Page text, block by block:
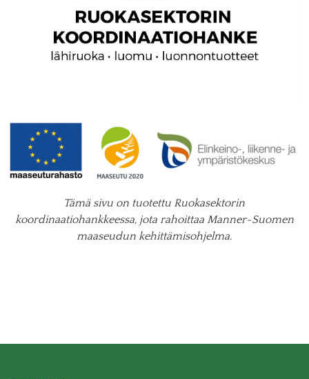
Tämä sivu on tuotettu Ruokasektorin
koordinaatiohankkeessa, jota rahoittaa Manner-Suomen
maaseudun kehittämisohjelma.